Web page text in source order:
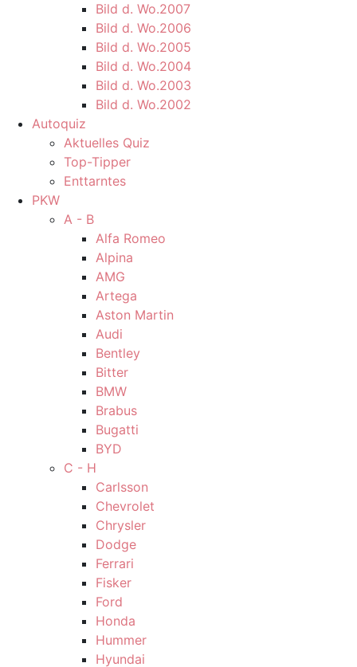
Bild d. Wo.2007
Bild d. Wo.2006
Bild d. Wo.2005
Bild d. Wo.2004
Bild d. Wo.2003
Bild d. Wo.2002
Autoquiz
Aktuelles Quiz
Top-Tipper
Enttarntes
PKW
A - B
Alfa Romeo
Alpina
AMG
Artega
Aston Martin
Audi
Bentley
Bitter
BMW
Brabus
Bugatti
BYD
C - H
Carlsson
Chevrolet
Chrysler
Dodge
Ferrari
Fisker
Ford
Honda
Hummer
Hyundai